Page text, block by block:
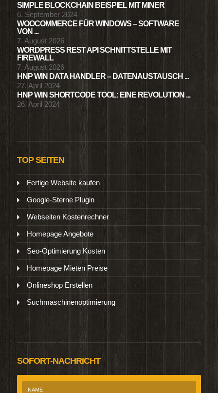
SIMPLE BLOCKCHAIN BEISPIEL MIT MINER
6. September 2024
WOOCOMMERCE FÜR WINDOWS – SOFTWARE
VON ...
7. August 2026
WORDPRESS REST API SCHNITTSTELLE MIT
FIREWALL
7. August 2026
HNP WIN DATA HANDLER – DATENAUSTAUSCH ...
27. April 2024
HNP WIN SHORTCODE TOOL: EINE REVOLUTION ...
26. April 2024
TOP SEITEN
Fertige Website kaufen
Google-Sterne Plugin
Webseiten Kostenrechner
Homepage Angebote
Seo-Optimierung Kosten
Homepage Mieten Preise
Onlineshop Erstellen
Suchmaschinenoptimierung
SOFORT-NACHRICHT